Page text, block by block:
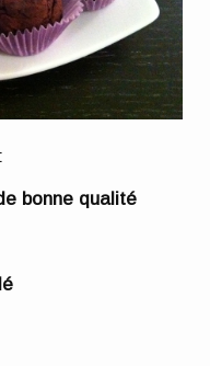
:
bonne qualité